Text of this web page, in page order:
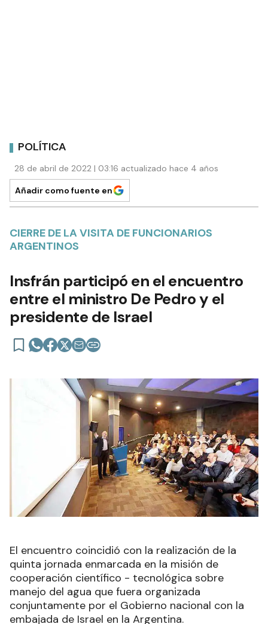
POLÍTICA
28 de abril de 2022 | 03:16 actualizado hace 4 años
Añadir como fuente en
CIERRE DE LA VISITA DE FUNCIONARIOS
ARGENTINOS
Insfrán participó en el encuentro
entre el ministro De Pedro y el
presidente de Israel
El encuentro coincidió con la realización de la
quinta jornada enmarcada en la misión de
cooperación científico - tecnológica sobre
manejo del agua que fuera organizada
conjuntamente por el Gobierno nacional con la
embajada de Israel en la Argentina.